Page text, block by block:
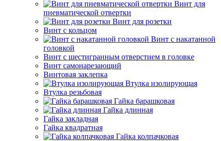
Винт для
пневматической отвертки
Винт для розетки
Винт с кольцом
Винт с накатанной
головкой
Винт с шестигранным отверстием в головке
Винт самонарезающий
Винтовая заклепка
Втулка изолирующая
Втулка резьбовая
Гайка барашковая
Гайка длинная
Гайка закладная
Гайка квадратная
Гайка колпачковая